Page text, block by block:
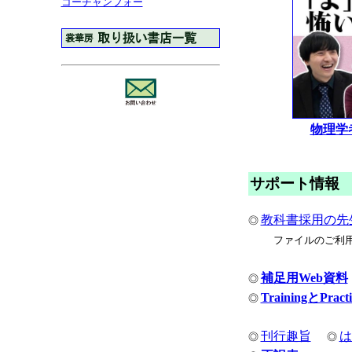
物理学
サポート情報
◎ 教科書採用の先
ファイルのご利
◎ 補足用Web資料
◎ Trainingと
◎ 刊行趣旨 ◎